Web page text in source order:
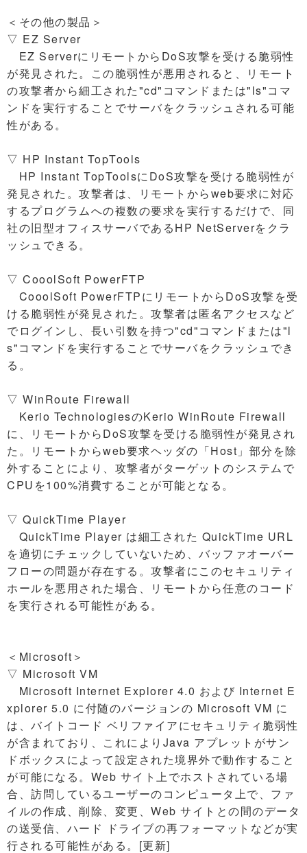
＜その他の製品＞
▽ EZ Server
EZ ServerにリモートからDoS攻撃を受ける脆弱性
が発見された。この脆弱性が悪用されると、リモート
の攻撃者から細工された"cd"コマンドまたは"ls"コマ
ンドを実行することでサーバをクラッシュされる可能
性がある。
▽ HP Instant TopTools
HP Instant TopToolsにDoS攻撃を受ける脆弱性が
発見された。攻撃者は、リモートからweb要求に対応
するプログラムへの複数の要求を実行するだけで、同
社の旧型オフィスサーバであるHP NetServerをクラ
ッシュできる。
▽ CooolSoft PowerFTP
CooolSoft PowerFTPにリモートからDoS攻撃を受
ける脆弱性が発見された。攻撃者は匿名アクセスなど
でログインし、長い引数を持つ"cd"コマンドまたは"l
s"コマンドを実行することでサーバをクラッシュでき
る。
▽ WinRoute Firewall
Kerio TechnologiesのKerio WinRoute Firewall
に、リモートからDoS攻撃を受ける脆弱性が発見され
た。リモートからweb要求ヘッダの「Host」部分を除
外することにより、攻撃者がターゲットのシステムで
CPUを100%消費することが可能となる。
▽ QuickTime Player
QuickTime Player は細工された QuickTime URL
を適切にチェックしていないため、バッファオーバー
フローの問題が存在する。攻撃者にこのセキュリティ
ホールを悪用された場合、リモートから任意のコード
を実行される可能性がある。
＜Microsoft＞
▽ Microsoft VM
Microsoft Internet Explorer 4.0 および Internet E
xplorer 5.0 に付随のバージョンの Microsoft VM に
は、バイトコード ベリファイアにセキュリティ脆弱性
が含まれており、これによりJava アプレットがサン
ドボックスによって設定された境界外で動作すること
が可能になる。Web サイト上でホストされている場
合、訪問しているユーザーのコンピュータ上で、ファ
イルの作成、削除、変更、Web サイトとの間のデータ
の送受信、ハード ドライブの再フォーマットなどが実
行される可能性がある。[更新]